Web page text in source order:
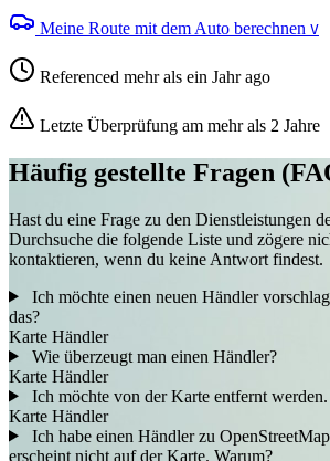
Meine Route mit dem Auto berechnen V
Referenced mehr als ein Jahr ago
Letzte Überprüfung am mehr als 2 Jahre
Häufig gestellte Fragen
Hast du eine Frage zu den Dienstleistungen
Durchsuche die folgende Liste und zögere
kontaktieren, wenn du keine Antwort findest.
Ich möchte einen neuen Händler
das?
Karte Händler
Wie überzeugt man einen Händler?
Karte Händler
Ich möchte von der Karte entfernt werden.
Karte Händler
Ich habe einen Händler zu
erscheint nicht auf der Karte. Warum?